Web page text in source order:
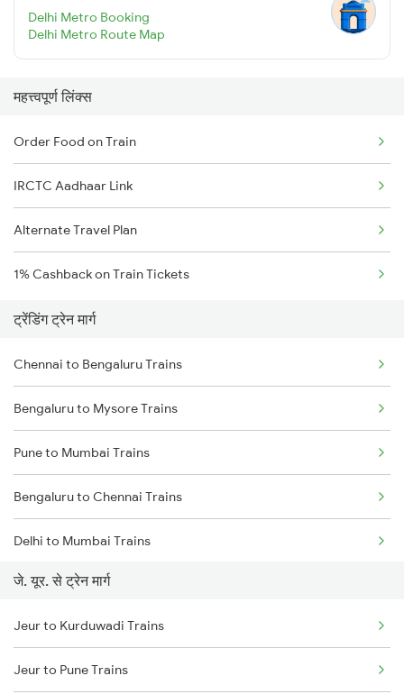
Delhi Metro Booking
Delhi Metro Route Map
महत्त्वपूर्ण लिंक्स
Order Food on Train
IRCTC Aadhaar Link
Alternate Travel Plan
1% Cashback on Train Tickets
ट्रेंडिंग ट्रेन मार्ग
Chennai to Bengaluru Trains
Bengaluru to Mysore Trains
Pune to Mumbai Trains
Bengaluru to Chennai Trains
Delhi to Mumbai Trains
Mumbai to Pune Trains
Delhi to Jammu Trains
Mumbai to Delhi Trains
जे. यूर. से ट्रेन मार्ग
Jeur to Kurduwadi Trains
Jeur to Pune Trains